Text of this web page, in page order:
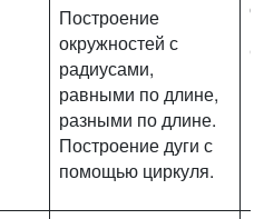
Построение
окружностей с
радиусами,
равными по длине,
разными по длине.
Построение дуги с
помощью циркуля.
с